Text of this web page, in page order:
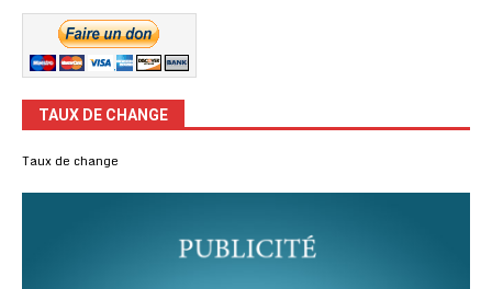
TAUX DE CHANGE
Taux de change